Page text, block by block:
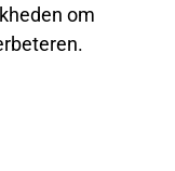
om